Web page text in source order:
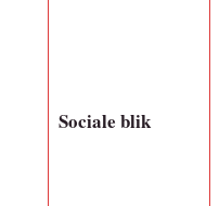
Sociale blik